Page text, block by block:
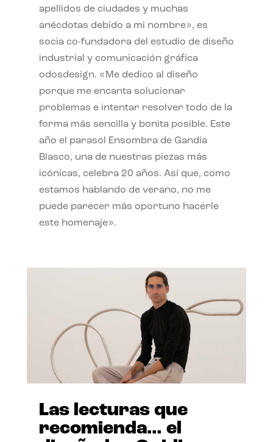
apellidos de ciudades y muchas
anécdotas debido a mi nombre», es
socia co-fundadora del estudio de diseño
industrial y comunicación gráfica
odosdesign. «Me dedico al diseño
porque me encanta solucionar
problemas e intentar resolver todo de la
forma más sencilla y bonita posible. Este
año el parasol Ensombra de Gandia
Blasco, una de nuestras piezas más
icónicas, celebra 20 años. Así que, como
estamos hablando de verano, no me
puede parecer más oportuno hacerle
este homenaje».
Las lecturas que
recomienda… el